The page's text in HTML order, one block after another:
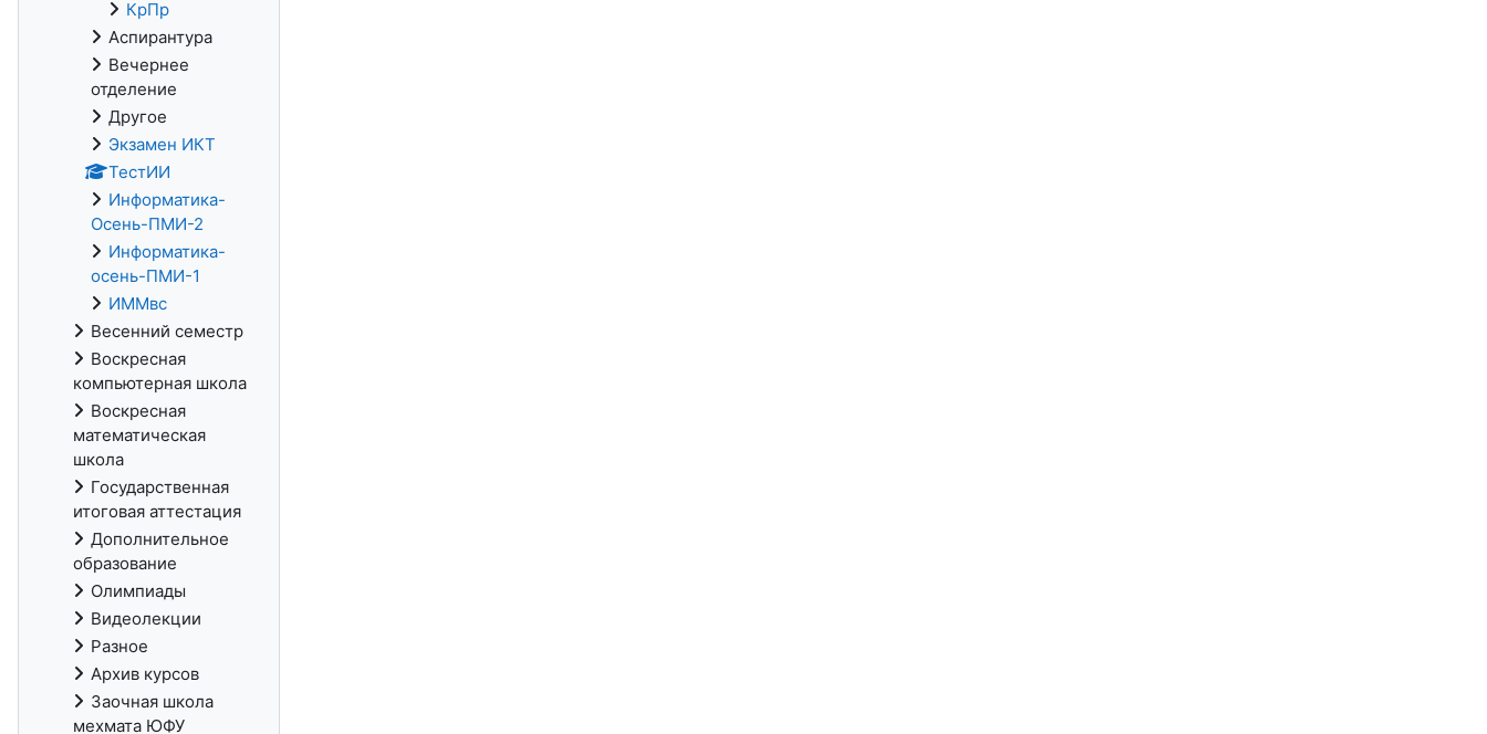
КрПр
Аспирантура
Вечернее
отделение
Другое
Экзамен ИКТ
ТестИИ
Информатика-
Осень-ПМИ-2
Информатика-
осень-ПМИ-1
ИММвс
Весенний семестр
Воскресная
компьютерная школа
Воскресная
математическая
школа
Государственная
итоговая аттестация
Дополнительное
образование
Олимпиады
Видеолекции
Разное
Архив курсов
Заочная школа
мехмата ЮФУ